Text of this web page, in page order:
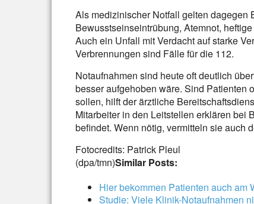
Als medizinischer Notfall gelten
Bewusstseinseintrübung, Atemnot,
Auch ein Unfall mit Verdacht auf starke
Verbrennungen sind Fälle für die 112.
Notaufnahmen sind heute oft deutlich
besser aufgehoben wäre. Sind Patienten
sollen, hilft der ärztliche
Mitarbeiter in den Leitstellen erklären bei
befindet. Wenn nötig, vermitteln sie auch
Fotocredits: Patrick Pleul
(dpa/tmn)Similar Posts:
Hier bekommen Patienten auch am
Studie: Viele Klinik-Notaufnahmen